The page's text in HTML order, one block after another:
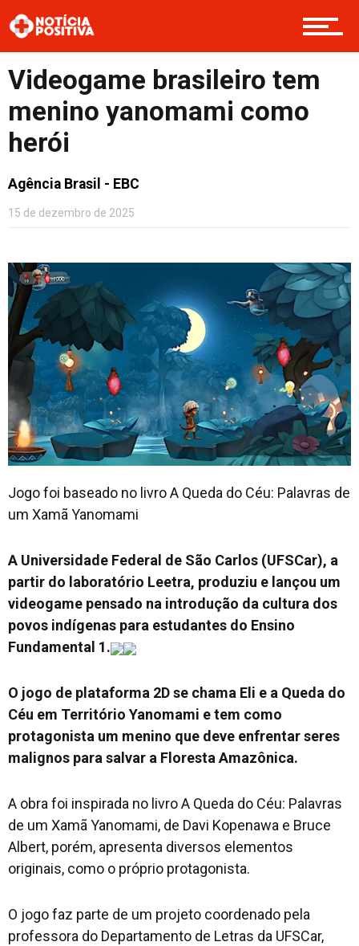
Opinião
Cultura
Entretenimento
Contato
Videogame brasileiro tem
menino yanomami como
herói
Agência Brasil - EBC
15 de dezembro de 2025
Jogo foi baseado no livro A Queda do Céu: Palavras de
um Xamã Yanomami
A Universidade Federal de São Carlos (UFSCar), a
partir do laboratório Leetra, produziu e lançou um
videogame pensado na introdução da cultura dos
povos indígenas para estudantes do Ensino
Fundamental 1.
O jogo de plataforma 2D se chama Eli e a Queda do
Céu em Território Yanomami e tem como
protagonista um menino que deve enfrentar seres
malignos para salvar a Floresta Amazônica.
A obra foi inspirada no livro A Queda do Céu: Palavras
de um Xamã Yanomami, de Davi Kopenawa e Bruce
Albert, porém, apresenta diversos elementos
originais, como o próprio protagonista.
O jogo faz parte de um projeto coordenado pela
professora do Departamento de Letras da UFSCar,